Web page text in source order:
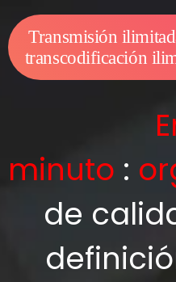
Transmisión
transcodificación
minuto :
de